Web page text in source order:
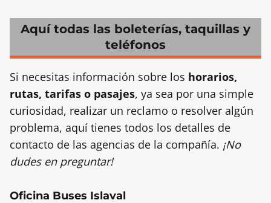
Aquí todas las boleterías, taquillas y
teléfonos
Si necesitas información sobre los horarios,
rutas, tarifas o pasajes, ya sea por una simple
curiosidad, realizar un reclamo o resolver algún
problema, aquí tienes todos los detalles de
contacto de las agencias de la compañía. ¡No
dudes en preguntar!
Oficina Buses Islaval